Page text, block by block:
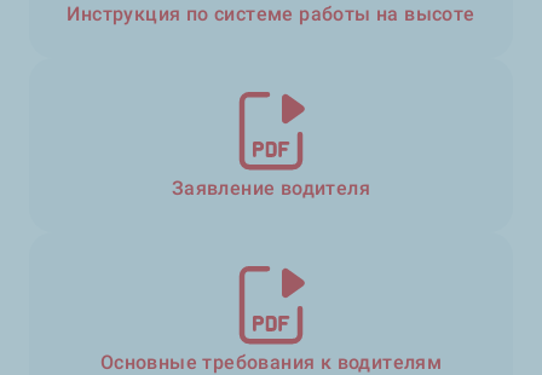
Инструкция по системе работы на высоте
Заявление водителя
Основные требования к водителям